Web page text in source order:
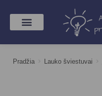
Pradžia > Lauko šviestuvai >